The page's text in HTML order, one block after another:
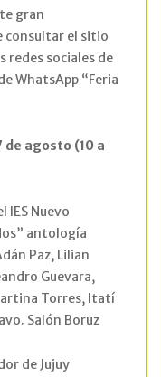
gran
consultar el sitio
redes sociales de
WhatsApp “Feria
de agosto (10 a
IES Nuevo
antología
Paz, Lilian
Guevara,
Torres, Itatí
Salón Boruz
de Jujuy